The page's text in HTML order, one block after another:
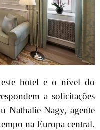
hotel e o nível do
a solicitações
Nathalie Nagy, agente
na Europa central.